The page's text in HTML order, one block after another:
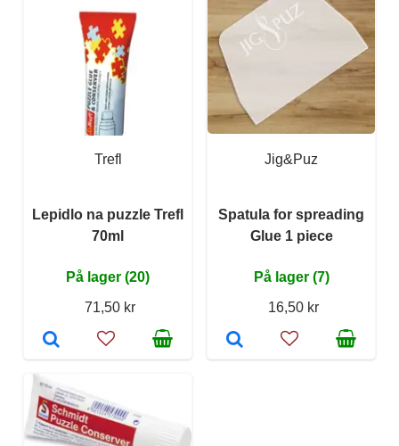
Trefl
Lepidlo na puzzle Trefl
70ml
På lager (20)
71,50 kr
Jig&Puz
Spatula for spreading
Glue 1 piece
På lager (7)
16,50 kr